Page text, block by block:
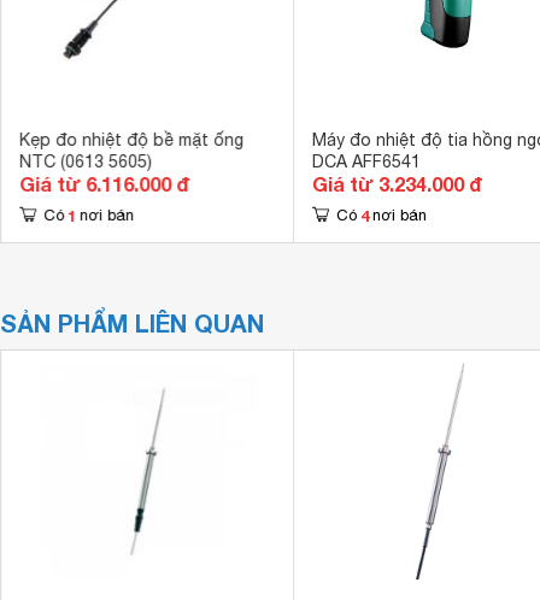
Kẹp đo nhiệt độ bề mặt ống
NTC (0613 5605)
Giá từ 6.116.000 đ
Có 1 nơi bán
Máy đo nhiệt độ tia hồng
DCA AFF6541
Giá từ 3.234.000 đ
Có 4 nơi bán
SẢN PHẨM LIÊN QUAN